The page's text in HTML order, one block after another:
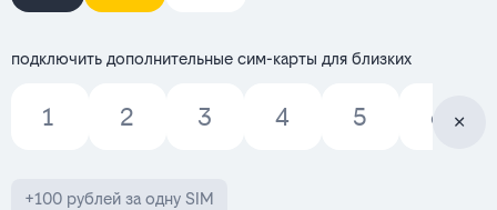
подключить дополнительные сим-карты для близких
1 2 3 4 5 6
+100 рублей за одну SIM